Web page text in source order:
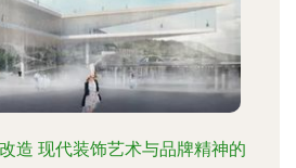
造 现代装饰艺术与品牌精神的